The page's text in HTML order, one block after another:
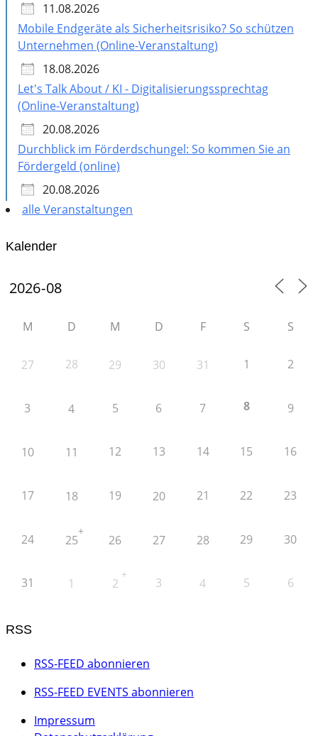
11.08.2026
Mobile Endgeräte als Sicherheitsrisiko? So schützen
Unternehmen (Online-Veranstaltung)
18.08.2026
Let's Talk About / KI - Digitalisierungssprechtag
(Online-Veranstaltung)
20.08.2026
Durchblick im Förderdschungel: So kommen Sie an
Fördergeld (online)
20.08.2026
alle Veranstaltungen
Kalender
M D M D F S S
27 28 29 30 31 1 2
3 4 5 6 7 8 9
10 11 12 13 14 15 16
17 18 19 20 21 22 23
24 25
+
26 27 28 29 30
31 1 2
+
3 4 5 6
RSS
RSS-FEED abonnieren
RSS-FEED EVENTS abonnieren
Impressum